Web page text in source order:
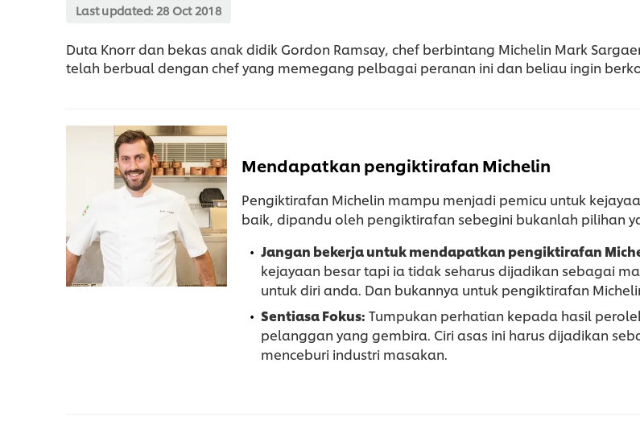
Last updated: 28 Oct 2018
Duta Knorr dan bekas anak didik Gordon Ramsay, chef berbintang Michelin Mark
telah berbual dengan chef yang memegang pelbagai peranan ini dan beliau ingin
Mendapatkan pengiktirafan Michelin
Pengiktirafan Michelin mampu menjadi pemicu untuk
baik, dipandu oleh pengiktirafan sebegini bukanlah pilihan
Jangan bekerja untuk mendapatkan pengiktirafan
kejayaan besar tapi ia tidak seharus dijadikan sebagai
untuk diri anda. Dan bukannya untuk pengiktirafan
Sentiasa Fokus: Tumpukan perhatian kepada hasil
pelanggan yang gembira. Ciri asas ini harus dijadikan
menceburi industri masakan.